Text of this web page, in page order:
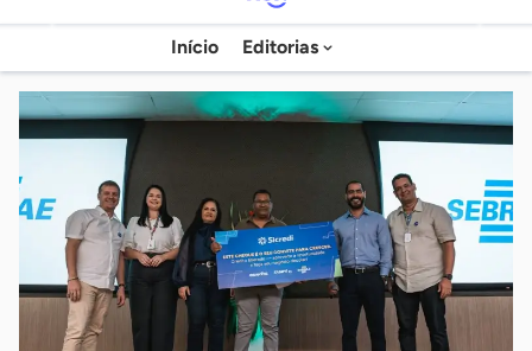
Agência
Sebrae
de
Notícias
Início Editorias
chave